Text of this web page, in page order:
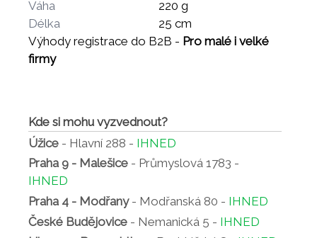
Váha
220 g
Délka
25 cm
Výhody registrace do B2B - Pro malé i velké
firmy
Kde si mohu vyzvednout?
Úžice - Hlavní 288 - IHNED
Praha 9 - Malešice - Průmyslová 1783 -
IHNED
Praha 4 - Modřany- Modřanská 80 - IHNED
České Budějovice - Nemanická 5 - IHNED